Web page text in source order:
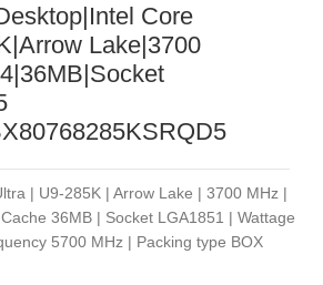
Core
Lake|3700
| U9-285K | Arrow Lake | 3700 MHz |
36MB | Socket LGA1851 | Wattage
5700 MHz | Packing type BOX